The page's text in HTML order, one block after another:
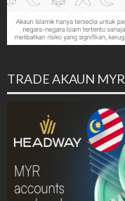
TRADE AKAUN MYR